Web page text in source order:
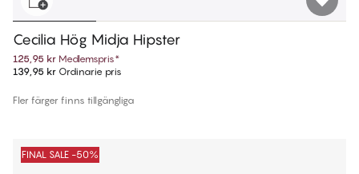
Cecilia Hög Midja Hipster
125,95 kr Medlemspris*
139,95 kr Ordinarie pris
Fler färger finns tillgängliga
FINAL SALE -50%